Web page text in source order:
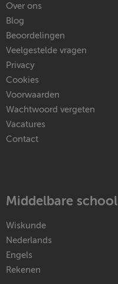
Over ons
Blog
Beoordelingen
Veelgestelde vragen
Privacy
Cookies
Voorwaarden
Wachtwoord vergeten
Vacatures
Contact
Middelbare school
Wiskunde
Nederlands
Engels
Rekenen